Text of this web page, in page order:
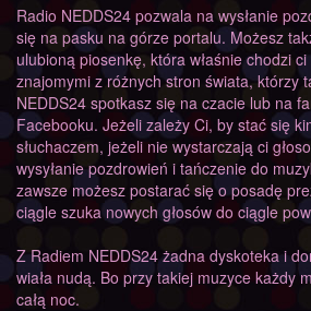
Radio NEDDS24 pozwala na wysłanie
się na pasku na górze portalu. Możesz
ulubioną piosenkę, która właśnie chodzi
znajomymi z różnych stron świata, którzy
NEDDS24 spotkasz się na czacie lub na
Facebooku. Jeżeli zależy Ci, by stać się
słuchaczem, jeżeli nie wystarczają ci
wysyłanie pozdrowień i tańczenie do
zawsze możesz postarać się o posadę
ciągle szuka nowych głosów do ciągle
Z Radiem NEDDS24 żadna dyskoteka i
wiała nudą. Bo przy takiej muzyce każdy
całą noc.